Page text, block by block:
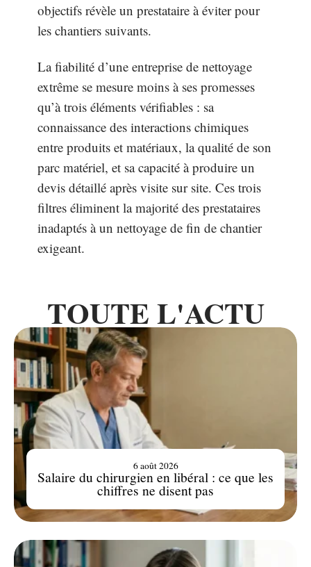
objectifs révèle un prestataire à éviter pour
les chantiers suivants.
La fiabilité d’une entreprise de nettoyage
extrême se mesure moins à ses promesses
qu’à trois éléments vérifiables : sa
connaissance des interactions chimiques
entre produits et matériaux, la qualité de son
parc matériel, et sa capacité à produire un
devis détaillé après visite sur site. Ces trois
filtres éliminent la majorité des prestataires
inadaptés à un nettoyage de fin de chantier
exigeant.
TOUTE L'ACTU
Salaire du chirurgien en libéral : ce que les
chiffres ne disent pas
6 août 2026